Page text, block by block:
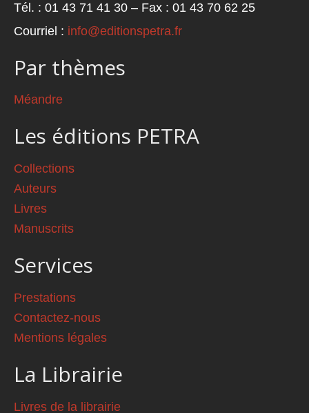
Tél. : 01 43 71 41 30 – Fax : 01 43 70 62 25
Courriel : info@editionspetra.fr
Par thèmes
Méandre
Les éditions PETRA
Collections
Auteurs
Livres
Manuscrits
Services
Prestations
Contactez-nous
Mentions légales
La Librairie
Livres de la librairie